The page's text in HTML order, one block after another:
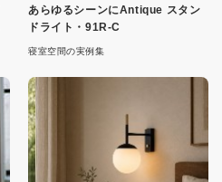
あらゆるシーンにAntique スタン
ドライト・91R-C
寝室空間の実例集